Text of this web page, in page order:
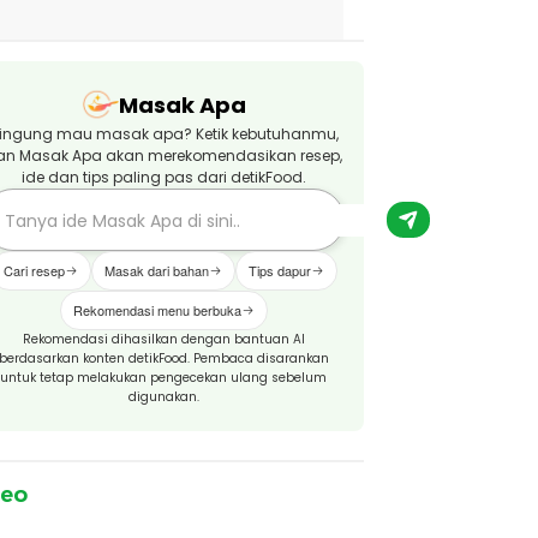
Masak Apa
mau masak apa? Ketik kebutuhanmu,
Masak Apa akan merekomendasikan resep,
ide dan tips paling pas dari detikFood.
Cari resep Masak dari bahan Tips dapur
Rekomendasi menu berbuka
Rekomendasi dihasilkan dengan bantuan AI
berdasarkan konten detikFood. Pembaca disarankan
untuk tetap melakukan pengecekan ulang sebelum
digunakan.